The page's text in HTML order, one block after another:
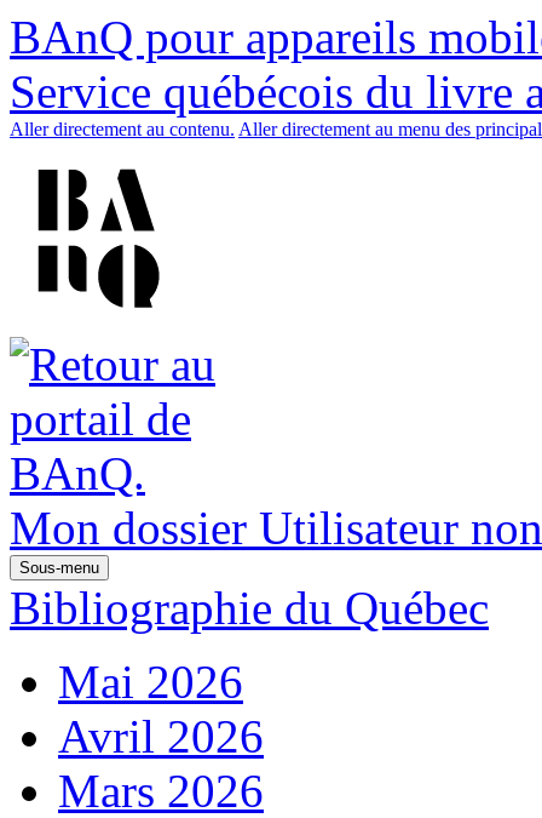
BAnQ pour appareils
Service québécois du livre
Aller directement au contenu. Aller directement au menu des
Mon dossier Utilisateur
Sous-menu
Bibliographie du Québec
Mai 2026
Avril 2026
Mars 2026